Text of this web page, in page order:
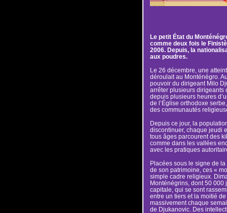
Le petit État du
comme deux fois le
2006. Depuis, la
aux poudres.
Le 26 décembre, une
déroulait au Monténégro.
pouvoir du dirigeant Milo
arrêter plusieurs dirigeants
depuis plusieurs heures
de l’Église orthodoxe
des communautés
Depuis ce jour, la
discontinuer, chaque jeudi
tous âges parcourent des
comme dans les vallées
avec les pratiques
Placées sous le signe de
de son patrimoine, ces «
simple cadre religieux.
Monténégrins, dont 50
capitale, qui se sont
entre un tiers et la moitié
massivement chaque
de Djukanovic. Des